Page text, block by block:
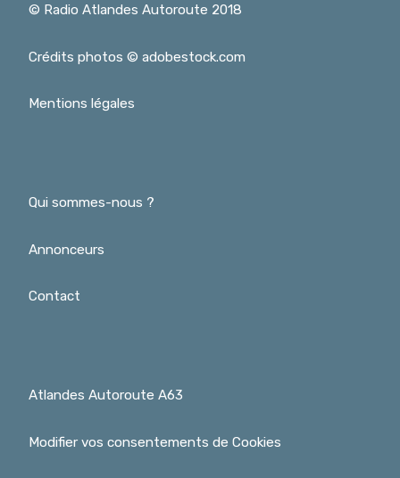
© Radio Atlandes Autoroute 2018
Crédits photos © adobestock.com
Mentions légales
Qui sommes-nous ?
Annonceurs
Contact
Atlandes Autoroute A63
Modifier vos consentements de Cookies